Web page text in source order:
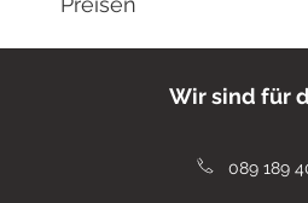
Wir sind für
089 189